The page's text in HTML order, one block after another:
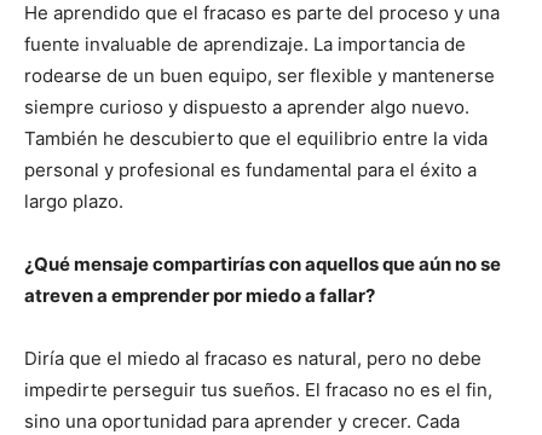
He aprendido que el fracaso es parte del proceso y una
fuente invaluable de aprendizaje. La importancia de
rodearse de un buen equipo, ser flexible y mantenerse
siempre curioso y dispuesto a aprender algo nuevo.
También he descubierto que el equilibrio entre la vida
personal y profesional es fundamental para el éxito a
largo plazo.
¿Qué mensaje compartirías con aquellos que aún no se
atreven a emprender por miedo a fallar?
Diría que el miedo al fracaso es natural, pero no debe
impedirte perseguir tus sueños. El fracaso no es el fin,
sino una oportunidad para aprender y crecer. Cada